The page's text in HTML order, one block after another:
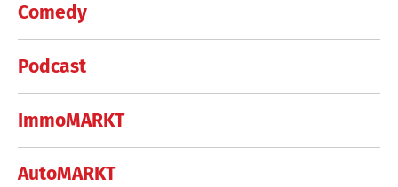
Comedy
Podcast
ImmoMARKT
AutoMARKT